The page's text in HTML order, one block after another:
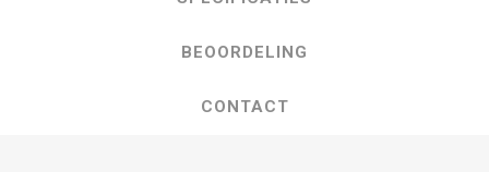
BEOORDELING
CONTACT